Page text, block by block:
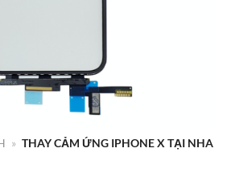
» THAY CẢM ỨNG IPHONE X TẠI NHA